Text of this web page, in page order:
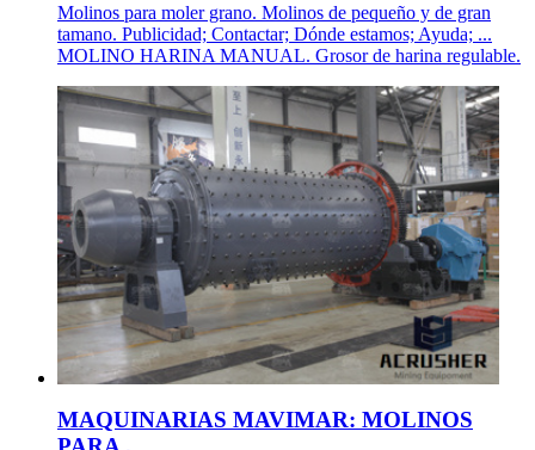
Molinos para moler grano. Molinos de pequeño y de gran
tamano. Publicidad; Contactar; Dónde estamos; Ayuda; ...
MOLINO HARINA MANUAL. Grosor de harina regulable.
MAQUINARIAS MAVIMAR: MOLINOS